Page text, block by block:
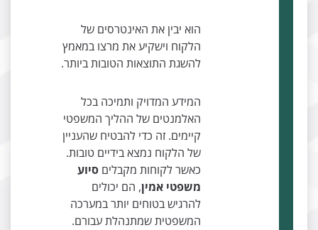
הוא יבין את האינטרסים של
הלקוח וישקיע את מרצו במאמץ
להשגת התוצאות הטובות ביותר.
המידע המדויק ותמיכה בכל
האלמנטים של ההליך המשפטי
קיימים. זה כדי להבטיח שהעניין
של הלקוח נמצא בידיים טובות.
כאשר לקוחות מקבליםסיוע
משפטי אמין, הם יכולים
להרגיש בטוחים יותר במערכה
המשפטית שמתנהלת עבורם.